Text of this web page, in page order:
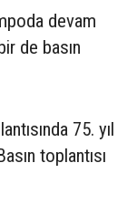
devam
de basın
75. yıl
toplantısı